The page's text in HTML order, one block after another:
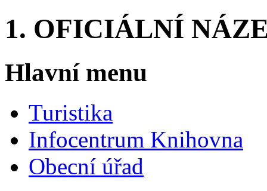
1. OFICIÁLNÍ
Hlavní menu
Turistika
Infocentrum Knihovna
Obecní úřad